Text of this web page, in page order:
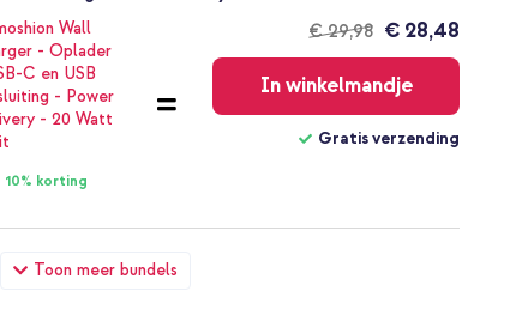
Toon meer bundels
10% korting
€ 29,98
verzending
€ 28,48
In winkelmandje
Gratis verzending
Apple iPhone SE (2022 / 2020) / 8 / 7 - Groen + USB-C
- 1 meter - Wit